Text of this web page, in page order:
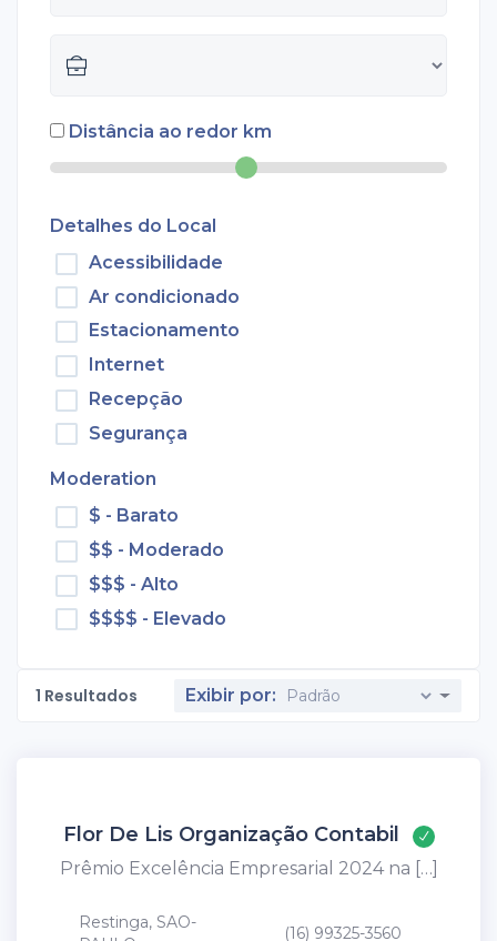
Distância ao redor km
Detalhes do Local
Acessibilidade
Ar condicionado
Estacionamento
Internet
Recepção
Segurança
Moderation
$ - Barato
$$ - Moderado
$$$ - Alto
$$$$ - Elevado
1 Resultados Exibir por:
Flor De Lis Organização Contabil
Prêmio Excelência Empresarial 2024 na […]
Restinga, SAO-
(16) 99325-3560